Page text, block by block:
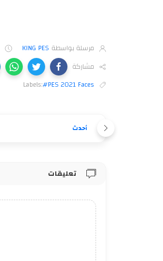
مرسلة بواسطة KING PES
مشاركة
Labels:#PES 2021 Faces
أحدث
تعليقات